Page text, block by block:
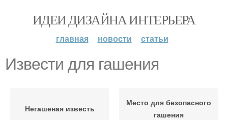
ИДЕИ ДИЗАЙНА ИНТЕРЬЕРА
главная новости статьи
Извести для гашения
Негашеная известь
Место для безопасного
гашения